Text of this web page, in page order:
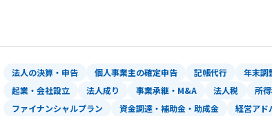
お気軽にご連絡いただければ幸
ここまでお読み頂き誠にありが
税理士と連絡が取れない、未
貴社の真のビジネスパートナー
法人の決算・申告 個人事業主の確定申告 記帳代行 年末調
起業・会社設立
法人成り 事業承継・M&A 法人税 所
ファイナンシャルプラン
資金調達・補助金・助成金 経営アド